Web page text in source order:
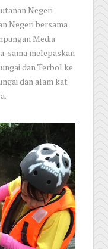
Negeri
Negeri bersama
Media
sama melepaskan
dan Terbol ke
dan alam kat